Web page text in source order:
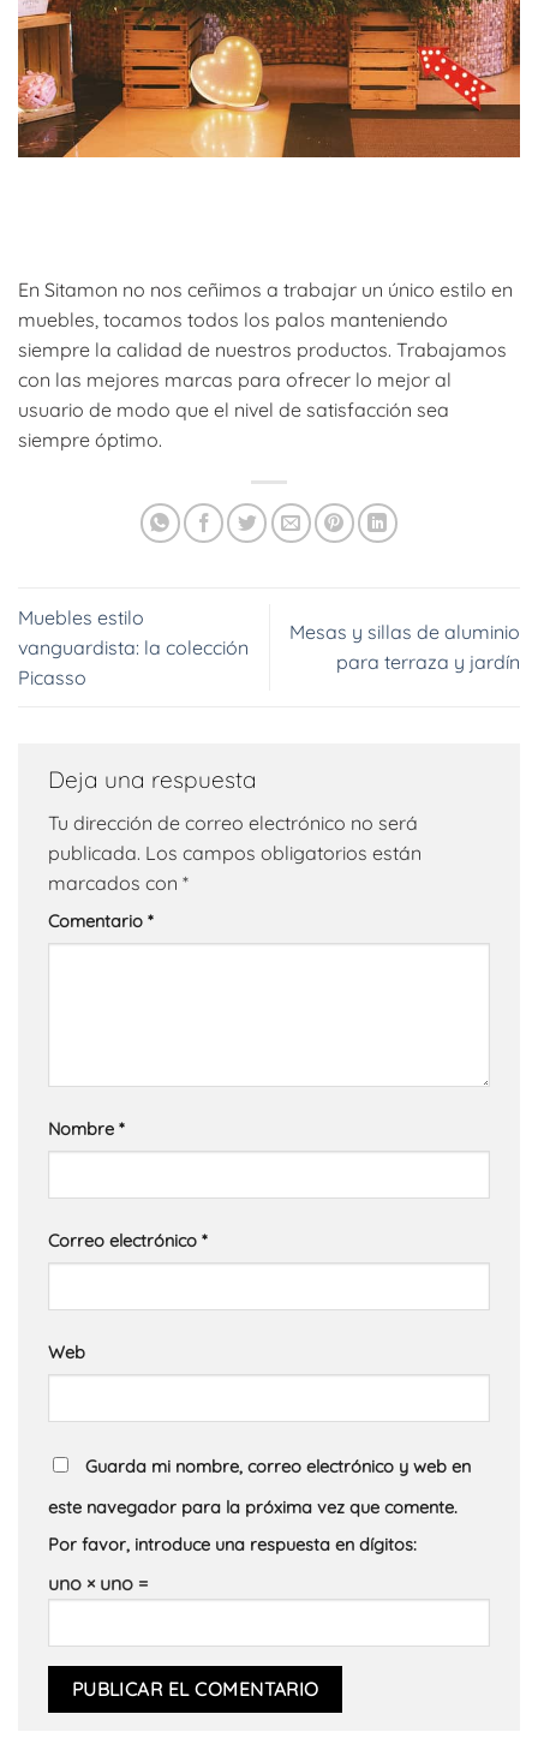
En Sitamon no nos ceñimos a trabajar un único estilo en
muebles, tocamos todos los palos manteniendo
siempre la calidad de nuestros productos. Trabajamos
con las mejores marcas para ofrecer lo mejor al
usuario de modo que el nivel de satisfacción sea
siempre óptimo.
Muebles estilo
vanguardista: la colección
Picasso
Mesas y sillas de aluminio
para terraza y jardín
Deja una respuesta
Tu dirección de correo electrónico no será
publicada. Los campos obligatorios están
marcados con *
Comentario *
Nombre *
Correo electrónico *
Web
Guarda mi nombre, correo electrónico y web en
este navegador para la próxima vez que comente.
Por favor, introduce una respuesta en dígitos:
uno × uno =